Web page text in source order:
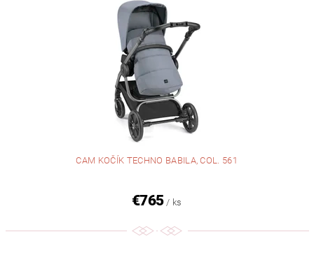
CAM KOČÍK TECHNO BABILA, COL. 561
€765 / ks